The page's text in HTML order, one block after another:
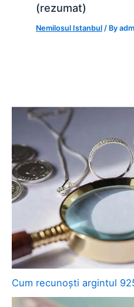
(rezumat)
Nemilosul Istanbul / By
Cum recunoști argintul